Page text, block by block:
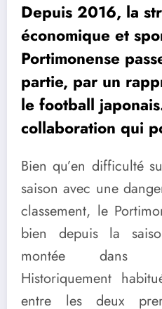
Depuis 2016, la
économique et
Portimonense
partie, par un
le football
collaboration qui
Bien qu’en difficulté
saison avec une
classement, le
bien depuis la
montée dans
Historiquement
entre les deux